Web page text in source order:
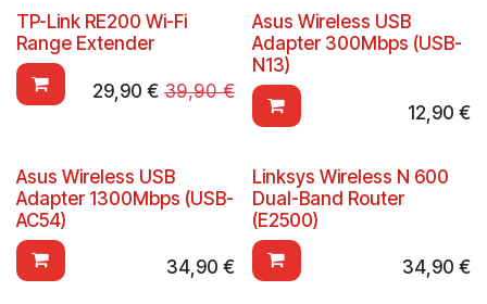
TP-Link RE200 Wi-Fi
Range Extender
29,90 € 39,90€
Asus Wireless USB
Adapter 300Mbps (USB-
N13)
12,90 €
Asus Wireless USB
Adapter 1300Mbps (USB-
AC54)
34,90 €
Linksys Wireless N 600
Dual-Band Router
(E2500)
34,90 €